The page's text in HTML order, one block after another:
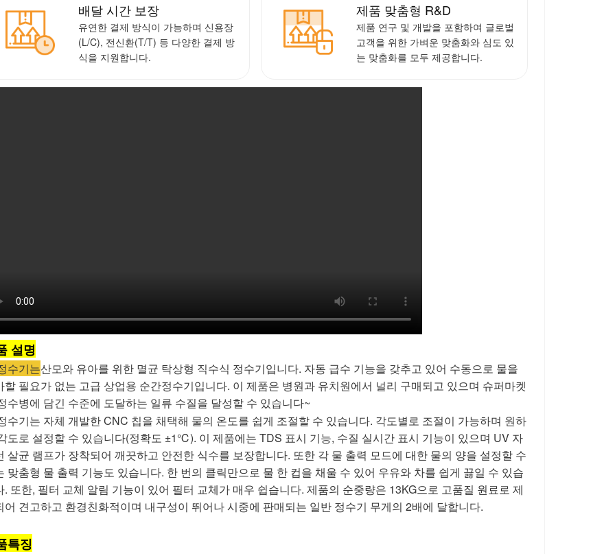
배달 시간 보장
유연한 결제 방식이 가능하며 신용장
(L/C), 전신환(T/T) 등 다양한 결제 방
식을 지원합니다.
제품 맞춤형 R&D
제품 연구 및 개발을 포함하여 글로벌
고객을 위한 가벼운 맞춤화와 심도 있
는 맞춤화를 모두 제공합니다.
설명
수기는산모와 유아를 위한 멸균 탁상형 직수식 정수기입니다. 자동 급수 기능을 갖추고 있어 수동으로 물을
할 필요가 없는 고급 상업용 순간정수기입니다. 이 제품은 병원과 유치원에서 널리 구매되고 있으며 슈퍼마켓
수병에 담긴 수준에 도달하는 일류 수질을 달성할 수 있습니다~
수기는 자체 개발한 CNC 칩을 채택해 물의 온도를 쉽게 조절할 수 있습니다. 각도별로 조절이 가능하며 원하
도로 설정할 수 있습니다(정확도 ±1℃). 이 제품에는 TDS 표시 기능, 수질 실시간 표시 기능이 있으며 UV 자
살균 램프가 장착되어 깨끗하고 안전한 식수를 보장합니다. 또한 각 물 출력 모드에 대한 물의 양을 설정할 수
맞춤형 물 출력 기능도 있습니다. 한 번의 클릭만으로 물 한 컵을 채울 수 있어 우유와 차를 쉽게 끓일 수 있습
. 또한, 필터 교체 알림 기능이 있어 필터 교체가 매우 쉽습니다. 제품의 순중량은 13KG으로 고품질 원료로 제
어 견고하고 환경친화적이며 내구성이 뛰어나 시중에 판매되는 일반 정수기 무게의 2배에 달합니다.
특징